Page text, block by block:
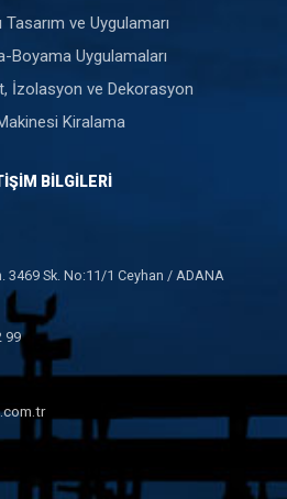
Tasarım ve Uygulamarı
Boyama Uygulamaları
İzolasyon ve Dekorasyon
Kiralama
BILGILERI
3469 Sk. No:11/1 Ceyhan / ADANA
99